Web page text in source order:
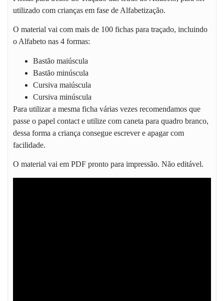
utilizado com crianças em fase de Alfabetização.
O material vai com mais de 100 fichas para traçado, incluindo
o Alfabeto nas 4 formas:
Bastão maiúscula
Bastão minúscula
Cursiva maiúscula
Cursiva minúscula
Para utilizar a mesma ficha várias vezes recomendamos que
passe o papel contact e utilize com caneta para quadro branco,
dessa forma a criança consegue escrever e apagar com
facilidade.
O material vai em PDF pronto para impressão. Não editável.